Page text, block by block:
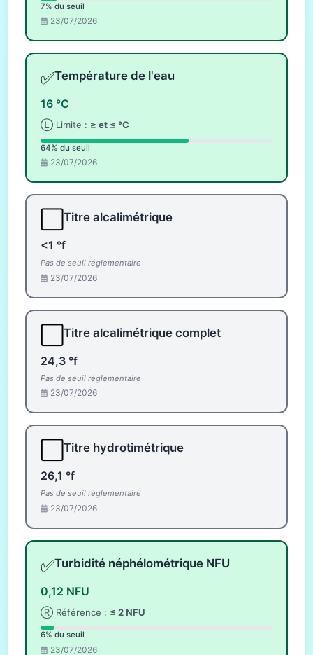
7% du seuil
23/07/2026
✅Température de l'eau
16 °C
Ⓛ Limite : ≥ et ≤ °C
64% du seuil
23/07/2026
Titre alcalimétrique
<1 °f
Pas de seuil réglementaire
23/07/2026
Titre alcalimétrique complet
24,3 °f
Pas de seuil réglementaire
23/07/2026
Titre hydrotimétrique
26,1 °f
Pas de seuil réglementaire
23/07/2026
✅Turbidité néphélométrique NFU
0,12 NFU
Ⓡ Référence : ≤ 2 NFU
6% du seuil
23/07/2026